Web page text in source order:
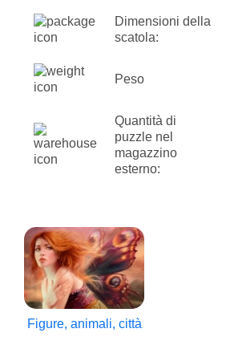
Dimensioni della
scatola:
Peso
Quantità di
puzzle nel
magazzino
esterno:
Figure, animali, città